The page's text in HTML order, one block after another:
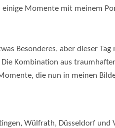
Momente mit meinem
Besonderes, aber dieser
Kombination aus
die nun in meinen
Wülfrath, Düsseldorf und